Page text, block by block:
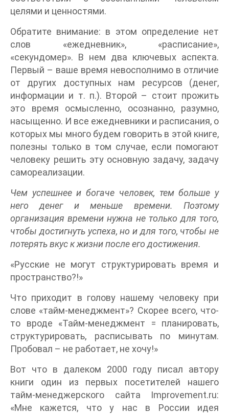
целями и ценностями.
Обратите внимание: в этом определение нет
слов «ежедневник», «расписание»,
«секундомер». В нем два ключевых аспекта.
Первый – ваше время невосполнимо в отличие
от других доступных нам ресурсов (денег,
информации и т. п.). Второй – стоит прожить
это время осмысленно, осознанно, разумно,
насыщенно. И все ежедневники и расписания, о
которых мы много будем говорить в этой книге,
полезны только в том случае, если помогают
человеку решить эту основную задачу, задачу
самореализации.
Чем успешнее и богаче человек, тем больше у
него денег и меньше времени. Поэтому
организация времени нужна не только для того,
чтобы достигнуть успеха, но и для того, чтобы не
потерять вкус к жизни после его достижения.
«Русские не могут структурировать время и
пространство?!»
Что приходит в голову нашему человеку при
слове «тайм-менеджмент»? Скорее всего, что-
то вроде «Тайм-менеджмент = планировать,
структурировать, расписывать по минутам.
Пробовал – не работает, не хочу!»
Вот что в далеком 2000 году писал автору
книги один из первых посетителей нашего
тайм-менеджерского сайта Improvement.ru:
«Мне кажется, что у нас в России идея